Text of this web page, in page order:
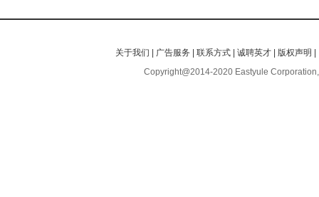
关于我们 广告服务 |联系方式 |诚聘英才 版权声明
Copyright@2014-2020 Eastyule